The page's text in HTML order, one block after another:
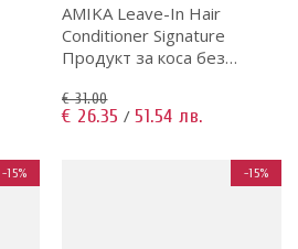
AMIKA Leave-In Hair
Conditioner Signature
Продукт за коса без
€ 31.00
€ 26.35 / 51.54 лв.
-15% -15%